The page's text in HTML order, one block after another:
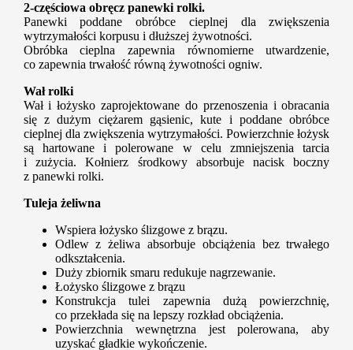
2-częściowa obręcz panewki rolki.
Panewki poddane obróbce cieplnej dla zwiększenia
wytrzymałości korpusu i dłuższej żywotności.
Obróbka cieplna zapewnia równomierne utwardzenie,
co zapewnia trwałość równą żywotności ogniw.
Wał rolki
Wał i łożysko zaprojektowane do przenoszenia i obracania
się z dużym ciężarem gąsienic, kute i poddane obróbce
cieplnej dla zwiększenia wytrzymałości. Powierzchnie łożysk
są hartowane i polerowane w celu zmniejszenia tarcia
i zużycia. Kołnierz środkowy absorbuje nacisk boczny
z panewki rolki.
Tuleja żeliwna
Wspiera łożysko ślizgowe z brązu.
Odlew z żeliwa absorbuje obciążenia bez trwałego
odkształcenia.
Duży zbiornik smaru redukuje nagrzewanie.
Łożysko ślizgowe z brązu
Konstrukcja tulei zapewnia dużą powierzchnię,
co przekłada się na lepszy rozkład obciążenia.
Powierzchnia wewnętrzna jest polerowana, aby
uzyskać gładkie wykończenie.